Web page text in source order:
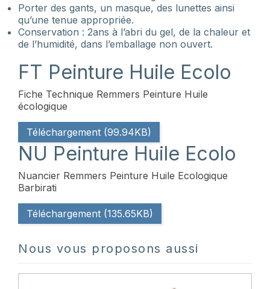
Porter des gants, un masque, des lunettes ainsi
qu’une tenue appropriée.
Conservation : 2ans à l’abri du gel, de la chaleur et
de l’humidité, dans l’emballage non ouvert.
FT Peinture Huile Ecolo
Fiche Technique Remmers Peinture Huile
écologique
Téléchargement (99.94KB)
NU Peinture Huile Ecolo
Nuancier Remmers Peinture Huile Ecologique
Barbirati
Téléchargement (135.65KB)
Nous vous proposons aussi